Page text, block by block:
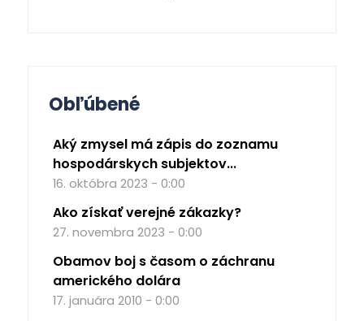
Obľúbené
Aký zmysel má zápis do zoznamu
hospodárskych subjektov...
16. októbra 2023 - 0:00
Ako získať verejné zákazky?
27. novembra 2023 - 0:00
Obamov boj s časom o záchranu
amerického dolára
17. januára 2010 - 0:00